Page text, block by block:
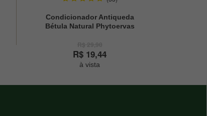
Condicionador Antiqueda
Bétula Natural Phytoervas
R$ 19,44
à vista